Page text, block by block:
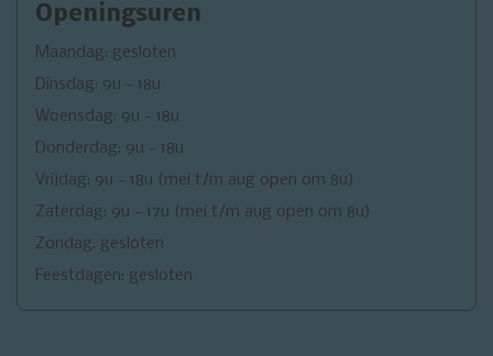
Openingsuren
Maandag: gesloten
Dinsdag: 9u - 18u
Woensdag: 9u - 18u
Donderdag: 9u - 18u
Vrijdag: 9u - 18u (mei t/m aug open om 8u)
Zaterdag: 9u - 17u (mei t/m aug open om 8u)
Zondag: gesloten
Feestdagen: gesloten